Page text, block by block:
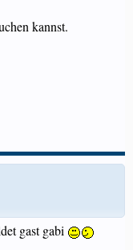
kannst.
gast gabi